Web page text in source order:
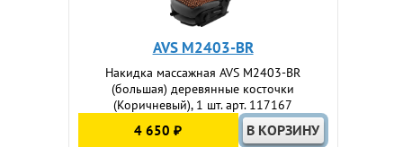
AVS M2403-BR
Накидка массажная AVS M2403-BR
(большая) деревянные косточки
(Коричневый), 1 шт. арт. 117167
4 650 ₽